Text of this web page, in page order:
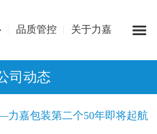
品质管控 关于力嘉
司动态
力嘉包装第二个50年即将起航